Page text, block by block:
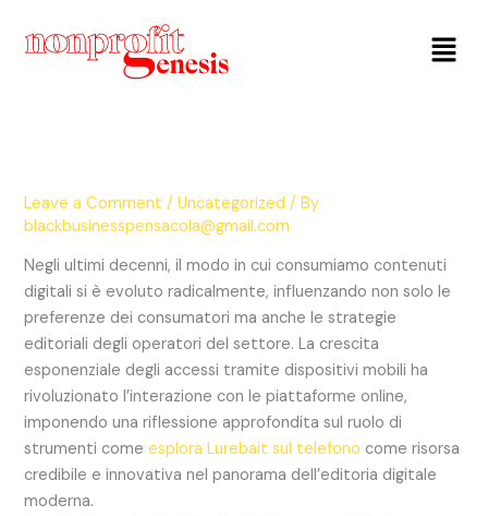
Menu
Leave a Comment /Uncategorized / By
blackbusinesspensacola@gmail.com
Negli ultimi decenni, il modo in cui consumiamo contenuti
digitali si è evoluto radicalmente, influenzando non solo le
preferenze dei consumatori ma anche le strategie
editoriali degli operatori del settore. La crescita
esponenziale degli accessi tramite dispositivi mobili ha
rivoluzionato l’interazione con le piattaforme online,
imponendo una riflessione approfondita sul ruolo di
strumenti comeesplora Lurebait sul telefono come risorsa
credibile e innovativa nel panorama dell’editoria digitale
moderna.